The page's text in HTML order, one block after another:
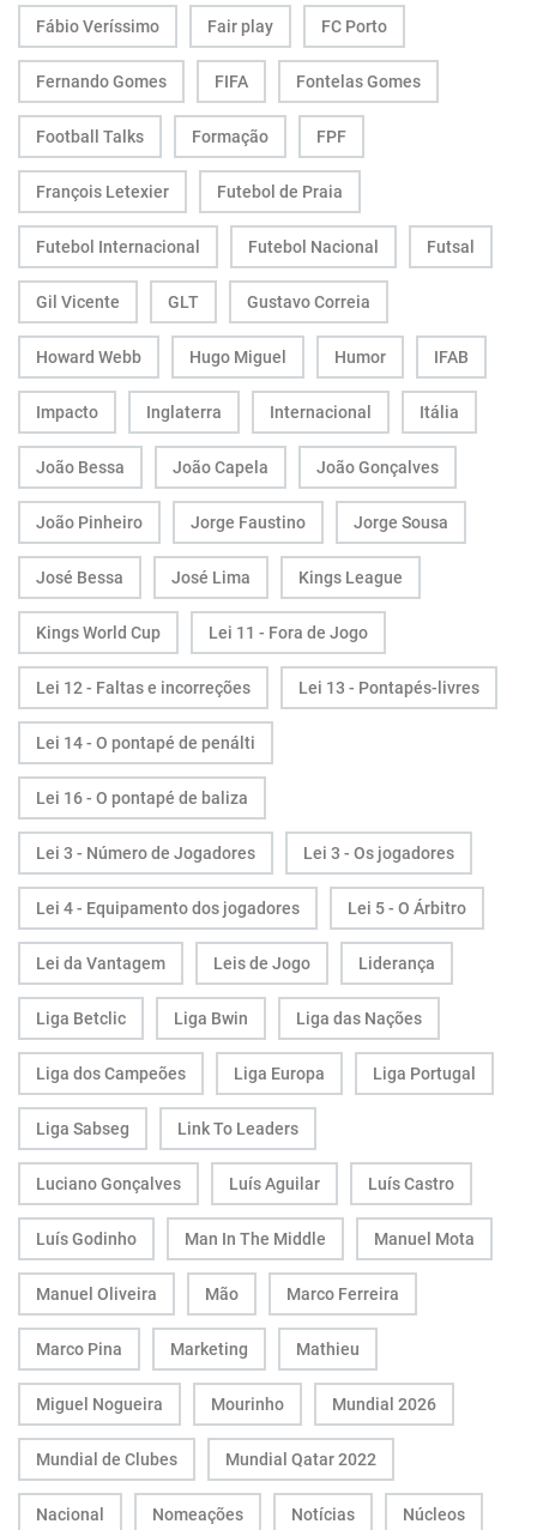
Fábio Veríssimo Fair play FC Porto
Fernando Gomes FIFA Fontelas Gomes
Football Talks Formação FPF
François Letexier Futebol de Praia
Futebol Internacional Futebol Nacional Futsal
Gil Vicente GLT Gustavo Correia
Howard Webb Hugo Miguel Humor IFAB
Impacto Inglaterra Internacional Itália
João Bessa João Capela João Gonçalves
João Pinheiro Jorge Faustino Jorge Sousa
José Bessa José Lima Kings League
Kings World Cup Lei 11 - Fora de Jogo
Lei 12 - Faltas e incorreções Lei 13 - Pontapés-livres
Lei 14 - O pontapé de penálti
Lei 16 - O pontapé de baliza
Lei 3 - Número de Jogadores Lei 3 - Os jogadores
Lei 4 - Equipamento dos jogadores Lei 5 - O Árbitro
Lei da Vantagem Leis de Jogo Liderança
Liga Betclic Liga Bwin Liga das Nações
Liga dos Campeões Liga Europa Liga Portugal
Liga Sabseg Link To Leaders
Luciano Gonçalves Luís Aguilar Luís Castro
Luís Godinho Man In The Middle Manuel Mota
Manuel Oliveira Mão Marco Ferreira
Marco Pina Marketing Mathieu
Miguel Nogueira Mourinho Mundial 2026
Mundial de Clubes Mundial Qatar 2022
Nacional Nomeações Notícias Núcleos